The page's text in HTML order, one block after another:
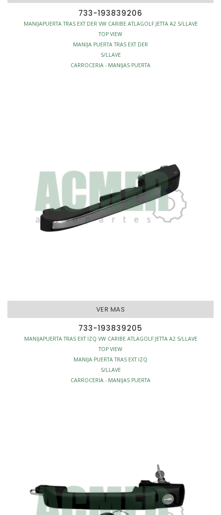
733-193839206
MANIJAPUERTA TRAS EXT DER VW CARIBE ATLAGOLF JETTA A2 S/LLAVE
TOP VIEW
MANIJA PUERTA TRAS EXT DER
S/LLAVE
CARROCERIA - MANIJAS PUERTA
VER MAS
733-193839205
MANIJAPUERTA TRAS EXT IZQ VW CARIBE ATLAGOLF JETTA A2 S/LLAVE
TOP VIEW
MANIJA PUERTA TRAS EXT IZQ
S/LLAVE
CARROCERIA - MANIJAS PUERTA